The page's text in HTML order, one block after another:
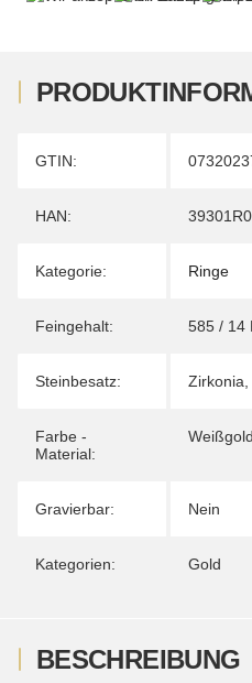
Produkteigenschaft
Wert
GTIN:
HAN:
Kategorie: Ringe
Feingehalt: 585 / 14
Steinbesatz: Zirkonia
Farbe -
Material:
Weißgold
Gravierbar: Nein
Kategorien: Gold
BESCHREIBUNG